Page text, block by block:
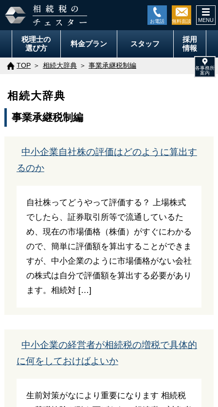
税理士の
選び方
料金プラン スタッフ
採用
情報
TOP 相続大辞典 事業承継税制編
相続大辞典
事業承継税制編
中小企業自社株の評価はどのように算出す
るのか
自社株ってどうやって評価する？ 上場株式
でしたら、証券取引所等で流通しているた
め、現在の市場価格（株価）がすぐにわかる
ので、簡単に評価額を算出することができま
すが、中小企業のように市場価格がない会社
の株式は自分で評価額を算出する必要があり
ます。相続対 […]
中小企業の経営者が相続税の増税で具体的
に何をしておけばよいか
生前対策がなにより重要になります 相続税